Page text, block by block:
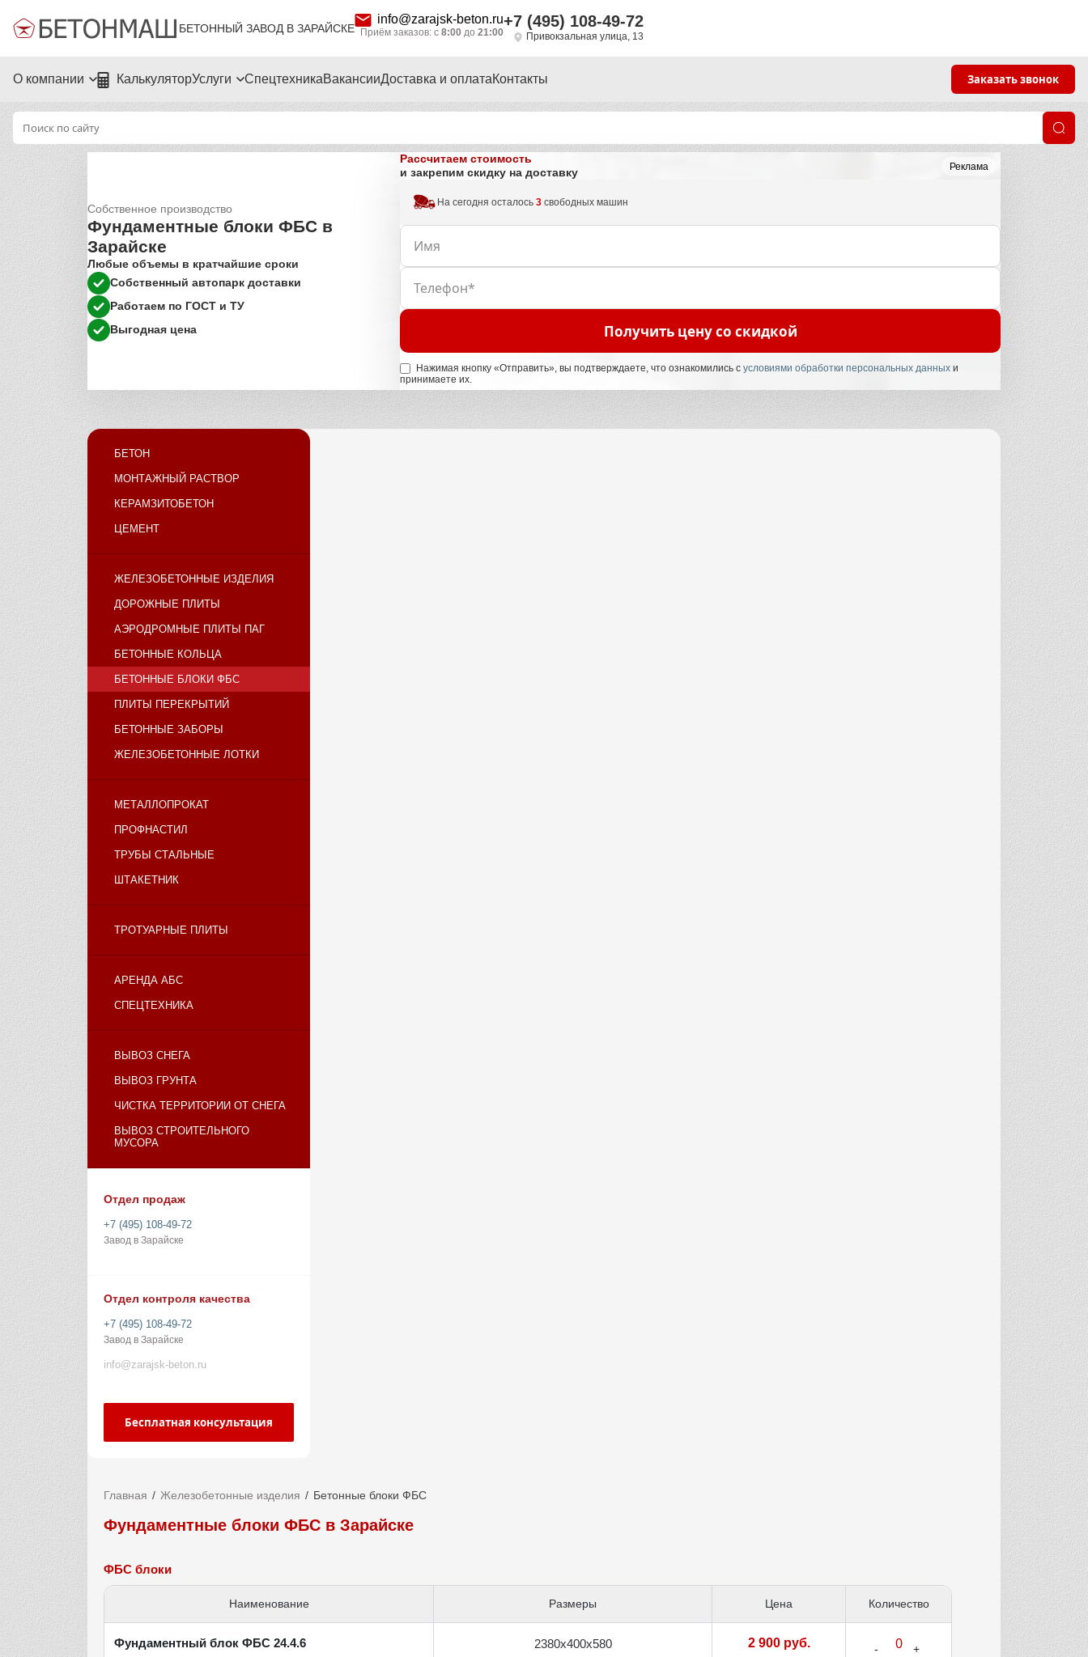
БЕТОННЫЙ ЗАВОД В ЗАРАЙСКЕ
info@zarajsk-beton.ru
Приём заказов: с 8:00 до 21:00
+7 (495) 108-49-72
Привокзальная улица, 13
О компании КалькуляторУслуги СпецтехникаВакансииДоставка и оплатаКонтакты Заказать звонок
Реклама
Собственное производство
Фундаментные блоки ФБС в
Зарайске
Любые объемы в кратчайшие сроки
Собственный автопарк доставки
Работаем по ГОСТ и ТУ
Выгодная цена
Рассчитаем стоимость
и закрепим скидку на доставку
На сегодня осталось3 свободных машин
Получить цену со скидкой
Нажимая кнопку «Отправить», вы подтверждаете, что ознакомились сусловиями обработки персональных данных и
принимаете их.
БЕТОН
МОНТАЖНЫЙ РАСТВОР
КЕРАМЗИТОБЕТОН
ЦЕМЕНТ
ЖЕЛЕЗОБЕТОННЫЕ ИЗДЕЛИЯ
ДОРОЖНЫЕ ПЛИТЫ
АЭРОДРОМНЫЕ ПЛИТЫ ПАГ
БЕТОННЫЕ КОЛЬЦА
БЕТОННЫЕ БЛОКИ ФБС
ПЛИТЫ ПЕРЕКРЫТИЙ
БЕТОННЫЕ ЗАБОРЫ
ЖЕЛЕЗОБЕТОННЫЕ ЛОТКИ
МЕТАЛЛОПРОКАТ
ПРОФНАСТИЛ
ТРУБЫ СТАЛЬНЫЕ
ШТАКЕТНИК
ТРОТУАРНЫЕ ПЛИТЫ
АРЕНДА АБС
СПЕЦТЕХНИКА
ВЫВОЗ СНЕГА
ВЫВОЗ ГРУНТА
ЧИСТКА ТЕРРИТОРИИ ОТ СНЕГА
ВЫВОЗ СТРОИТЕЛЬНОГО
МУСОРА
Отдел продаж
+7 (495) 108-49-72
Завод в Зарайске
Отдел контроля качества
+7 (495) 108-49-72
Завод в Зарайске
info@zarajsk-beton.ru
Бесплатная консультация
Главная Железобетонные изделия Бетонные блоки ФБС
Фундаментные блоки ФБС в Зарайске
ФБС блоки
Наименование Размеры Цена Количество
Фундаментный блок ФБС 24.4.6 2380x400x580 2 900 руб.